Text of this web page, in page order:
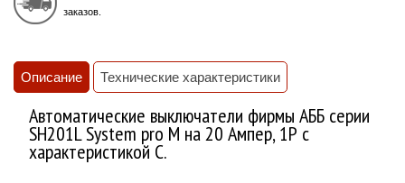
заказов.
Описание Технические характеристики
Автоматические выключатели фирмы АББ серии
SH201L System pro M на 20 Ампер, 1Р с
характеристикой C.